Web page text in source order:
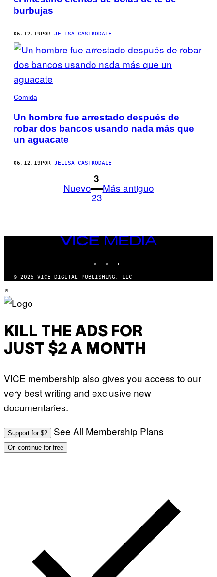
burbujas
06.12.19 POR JELISA CASTRODALE
Comida
Un hombre fue arrestado después de
robar dos bancos usando nada más que
un aguacate
06.12.19 POR JELISA CASTRODALE
Nuevo
1
3
23
Más antiguo
VICE
© 2026 VICE DIGITAL PUBLISHING, LLC
×
KILL THE ADS FOR
JUST $2 A MONTH
VICE membership also gives you access to our
very best writing and exclusive new
documentaries.
Support for $2 See All Membership Plans
Or, continue for free